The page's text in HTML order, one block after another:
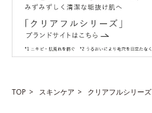
TOP スキンケア クリアフルシリーズ